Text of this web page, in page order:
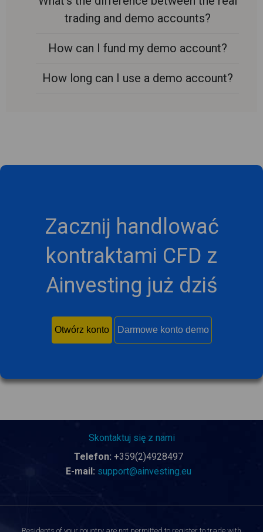
trading and demo accounts?
How can I fund my demo account?
How long can I use a demo account?
Zacznij handlować
kontraktami CFD z
Ainvesting już dziś
Otwórz konto Darmowe konto demo
Skontaktuj się z nami
Telefon: +359(2)4928497
E-mail: support@ainvesting.eu